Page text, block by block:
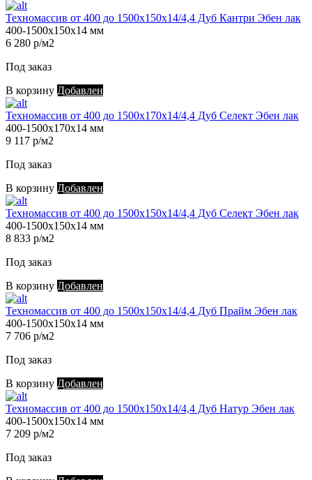
Техномассив от 400 до 1500х150х14/4,4 Дуб Кантри Эбен лак
400-1500х150х14 мм
6 280 р/м2
Под заказ
В корзину Добавлен
Техномассив от 400 до 1500х170х14/4,4 Дуб Селект Эбен лак
400-1500х170х14 мм
9 117 р/м2
Под заказ
В корзину Добавлен
Техномассив от 400 до 1500х150х14/4,4 Дуб Селект Эбен лак
400-1500х150х14 мм
8 833 р/м2
Под заказ
В корзину Добавлен
Техномассив от 400 до 1500х150х14/4,4 Дуб Прайм Эбен лак
400-1500х150х14 мм
7 706 р/м2
Под заказ
В корзину Добавлен
Техномассив от 400 до 1500х150х14/4,4 Дуб Натур Эбен лак
400-1500х150х14 мм
7 209 р/м2
Под заказ